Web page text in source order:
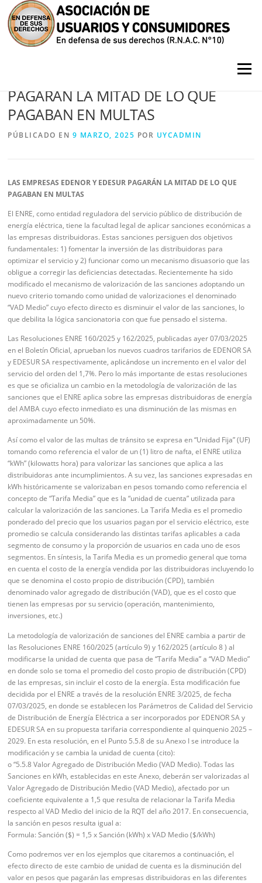
Saltar contenido
Menú
PAGARÁN LA MITAD DE LO QUE
PAGABAN EN MULTAS
PÚBLICADO EN 9 MARZO, 2025 POR UYCADMIN
LAS EMPRESAS EDENOR Y EDESUR PAGARÁN LA MITAD DE LO QUE
PAGABAN EN MULTAS
El ENRE, como entidad reguladora del servicio público de distribución de
energía eléctrica, tiene la facultad legal de aplicar sanciones económicas a
las empresas distribuidoras. Estas sanciones persiguen dos objetivos
fundamentales: 1) fomentar la inversión de las distribuidoras para
optimizar el servicio y 2) funcionar como un mecanismo disuasorio que las
obligue a corregir las deficiencias detectadas. Recientemente ha sido
modificado el mecanismo de valorización de las sanciones adoptando un
nuevo criterio tomando como unidad de valorizaciones el denominado
“VAD Medio” cuyo efecto directo es disminuir el valor de las sanciones, lo
que debilita la lógica sancionatoria con que fue pensado el sistema.
Las Resoluciones ENRE 160/2025 y 162/2025, publicadas ayer 07/03/2025
en el Boletín Oficial, aprueban los nuevos cuadros tarifarios de EDENOR SA
y EDESUR SA respectivamente, aplicándose un incremento en el valor del
servicio del orden del 1,7%. Pero lo más importante de estas resoluciones
es que se oficializa un cambio en la metodología de valorización de las
sanciones que el ENRE aplica sobre las empresas distribuidoras de energía
del AMBA cuyo efecto inmediato es una disminución de las mismas en
aproximadamente un 50%.
Así como el valor de las multas de tránsito se expresa en “Unidad Fija” (UF)
tomando como referencia el valor de un (1) litro de nafta, el ENRE utiliza
“kWh” (kilowatts hora) para valorizar las sanciones que aplica a las
distribuidoras ante incumplimientos. A su vez, las sanciones expresadas en
kWh históricamente se valorizaban en pesos tomando como referencia el
concepto de “Tarifa Media” que es la “unidad de cuenta” utilizada para
calcular la valorización de las sanciones. La Tarifa Media es el promedio
ponderado del precio que los usuarios pagan por el servicio eléctrico, este
promedio se calcula considerando las distintas tarifas aplicables a cada
segmento de consumo y la proporción de usuarios en cada uno de esos
segmentos. En síntesis, la Tarifa Media es un promedio general que toma
en cuenta el costo de la energía vendida por las distribuidoras incluyendo lo
que se denomina el costo propio de distribución (CPD), también
denominado valor agregado de distribución (VAD), que es el costo que
tienen las empresas por su servicio (operación, mantenimiento,
inversiones, etc.)
La metodología de valorización de sanciones del ENRE cambia a partir de
las Resoluciones ENRE 160/2025 (artículo 9) y 162/2025 (artículo 8 ) al
modificarse la unidad de cuenta que pasa de “Tarifa Media” a “VAD Medio”
en donde solo se toma el promedio del costo propio de distribución (CPD)
de las empresas, sin incluir el costo de la energía. Esta modificación fue
decidida por el ENRE a través de la resolución ENRE 3/2025, de fecha
07/03/2025, en donde se establecen los Parámetros de Calidad del Servicio
de Distribución de Energía Eléctrica a ser incorporados por EDENOR SA y
EDESUR SA en su propuesta tarifaria correspondiente al quinquenio 2025 –
2029. En esta resolución, en el Punto 5.5.8 de su Anexo I se introduce la
modificación y se cambia la unidad de cuenta (cito):
o “5.5.8 Valor Agregado de Distribución Medio (VAD Medio). Todas las
Sanciones en kWh, establecidas en este Anexo, deberán ser valorizadas al
Valor Agregado de Distribución Medio (VAD Medio), afectado por un
coeficiente equivalente a 1,5 que resulta de relacionar la Tarifa Media
respecto al VAD Medio del inicio de la RQT del año 2017. En consecuencia,
la sanción en pesos resulta igual a:
Formula: Sanción ($) = 1,5 x Sanción (kWh) x VAD Medio ($/kWh)
Como podremos ver en los ejemplos que citaremos a continuación, el
efecto directo de este cambio de unidad de cuenta es la disminución del
valor en pesos que pagarán las empresas distribuidoras en las diferentes